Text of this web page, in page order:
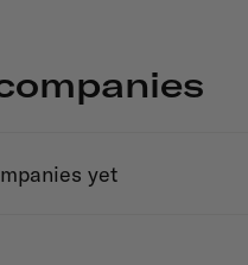
yet